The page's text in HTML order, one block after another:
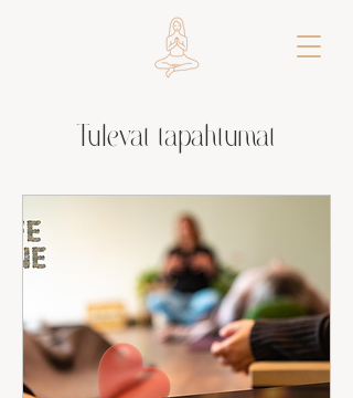
Tulevat tapahtumat